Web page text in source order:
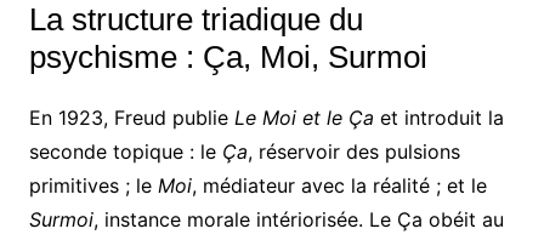
La structure triadique du
psychisme : Ça, Moi, Surmoi
En 1923, Freud publie Le Moi et le Ça et introduit la
seconde topique : le Ça, réservoir des pulsions
primitives ; le Moi, médiateur avec la réalité ; et le
Surmoi, instance morale intériorisée. Le Ça obéit au